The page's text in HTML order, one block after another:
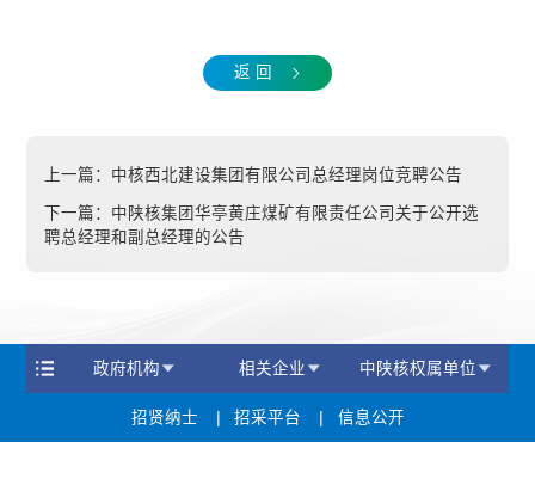
返 回
上一篇： 中核西北建设集团有限公司总经理岗位竞聘公告
下一篇： 中陕核集团华亭黄庄煤矿有限责任公司关于公开选
聘总经理和副总经理的公告
政府机构 相关企业 中陕核权属单位
招贤纳士 招采平台 信息公开